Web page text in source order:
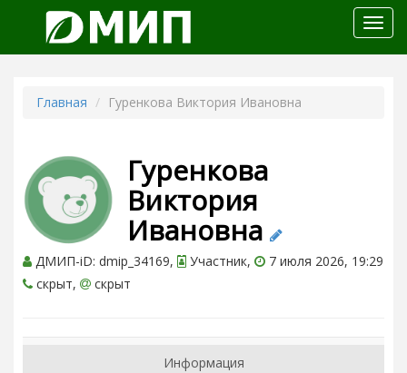
меню
Главная Гуренкова Виктория Ивановна
Гуренкова
Виктория
Ивановна
ДМИП-iD: dmip_34169, Участник,
7 июля 2026, 19:29
скрыт,
скрыт
Информация